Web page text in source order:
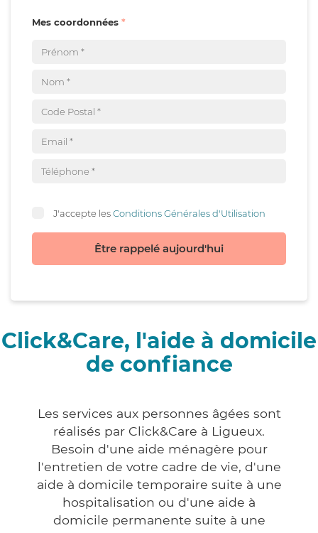
Mes coordonnées
J'accepte lesConditions Générales d'Utilisation
Être rappelé aujourd'hui
Click&Care, l'aide à domicile
de confiance
Les services aux personnes âgées sont
réalisés par Click&Care à Ligueux.
Besoin d'une aide ménagère pour
l'entretien de votre cadre de vie, d'une
aide à domicile temporaire suite à une
hospitalisation ou d'une aide à
domicile permanente suite à une